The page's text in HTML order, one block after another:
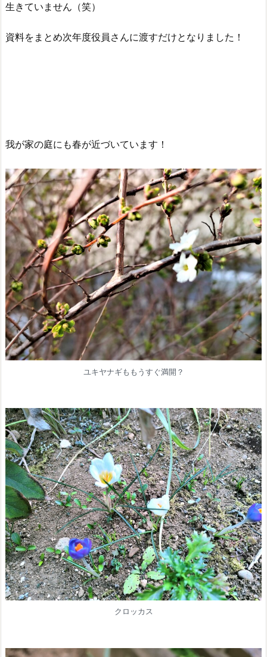
生きていません（笑）
資料をまとめ次年度役員さんに渡すだけとなりました！
我が家の庭にも春が近づいています！
ユキヤナギももうすぐ満開？
クロッカス